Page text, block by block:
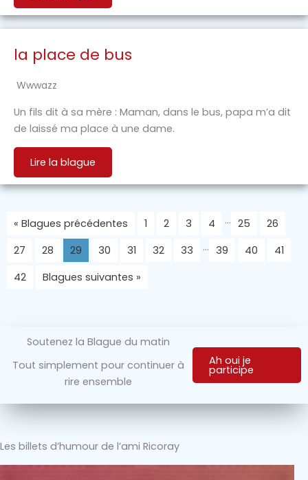
la place de bus
Wwwazz
Un fils dit à sa mère : Maman, dans le bus, papa m’a dit
de laissé ma place à une dame.
Lire la blague
« Blagues précédentes 1 2 3 4 … 25
26
27
28 29 30 31 32 33 … 39 40
41
42
Blagues suivantes »
Soutenez la Blague du matin
Tout simplement pour continuer à
rire ensemble
Ah oui je
participe
Les billets d’humour de l’ami Ricoray